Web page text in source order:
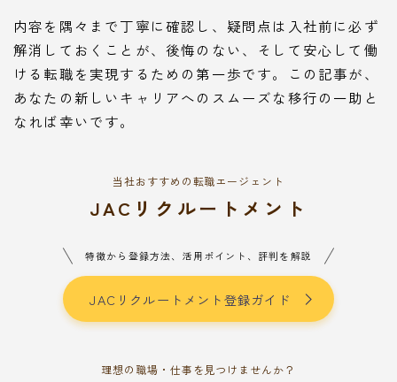
内容を隅々まで丁寧に確認し、疑問点は入社前に必ず
解消しておくことが、後悔のない、そして安心して働
ける転職を実現するための第一歩です。この記事が、
あなたの新しいキャリアへのスムーズな移行の一助と
なれば幸いです。
当社おすすめの転職エージェント
JACリクルートメント
特徴から登録方法、活用ポイント、評判を解説
JACリクルートメント登録ガイド
理想の職場・仕事を見つけませんか？